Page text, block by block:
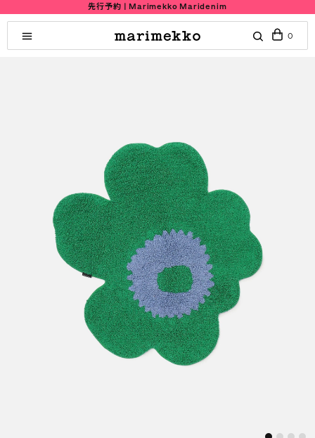
先行予約 | Marimekko Maridenim
0